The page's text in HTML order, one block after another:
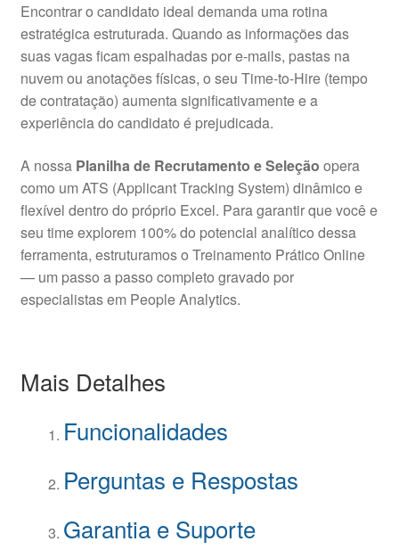
Encontrar o candidato ideal demanda uma rotina
estratégica estruturada. Quando as informações das
suas vagas ficam espalhadas por e-mails, pastas na
nuvem ou anotações físicas, o seu Time-to-Hire (tempo
de contratação) aumenta significativamente e a
experiência do candidato é prejudicada.
A nossa Planilha de Recrutamento e Seleção opera
como um ATS (Applicant Tracking System) dinâmico e
flexível dentro do próprio Excel. Para garantir que você e
seu time explorem 100% do potencial analítico dessa
ferramenta, estruturamos o Treinamento Prático Online
— um passo a passo completo gravado por
especialistas em People Analytics.
Mais Detalhes
Funcionalidades
Perguntas e Respostas
Garantia e Suporte